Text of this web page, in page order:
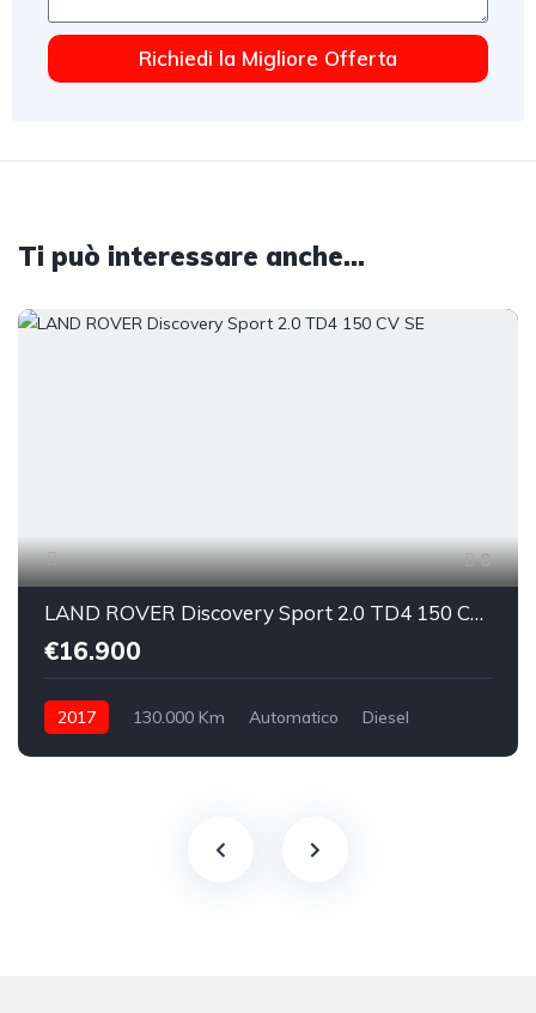
Richiedi la Migliore Offerta
Ti può interessare anche...
8
LAND ROVER Discovery Sport 2.0 TD4 150 CV SE
€16.900
2017 130.000 Km Automatico
Diesel